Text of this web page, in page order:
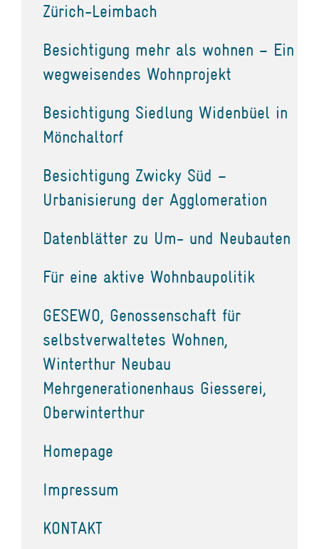
Zürich-Leimbach
Besichtigung mehr als wohnen – Ein
wegweisendes Wohnprojekt
Besichtigung Siedlung Widenbüel in
Mönchaltorf
Besichtigung Zwicky Süd –
Urbanisierung der Agglomeration
Datenblätter zu Um- und Neubauten
Für eine aktive Wohnbaupolitik
GESEWO, Genossenschaft für
selbstverwaltetes Wohnen,
Winterthur Neubau
Mehrgenerationenhaus Giesserei,
Oberwinterthur
Homepage
Impressum
KONTAKT